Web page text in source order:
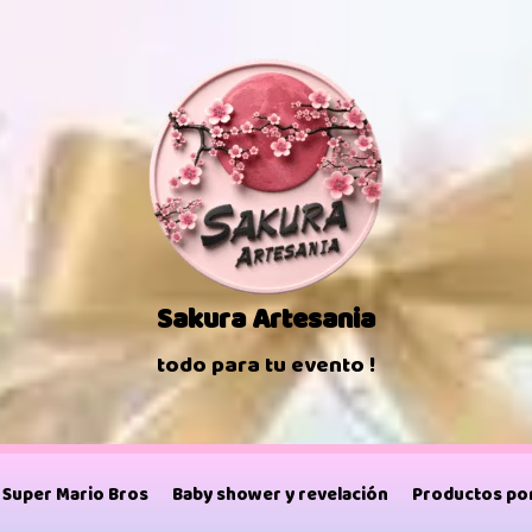
Sakura Artesania
todo para tu evento !
Super Mario Bros Baby shower y revelación Productos